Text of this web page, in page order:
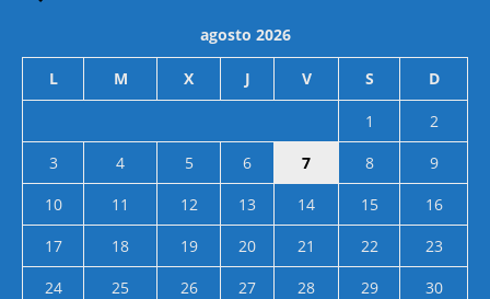
agosto 2026
L M X J V S D
1
2
3
4 5 6 7 8
9
10
11 12 13 14 15
16
17
18 19 20 21 22
23
24
25 26 27 28 29
30